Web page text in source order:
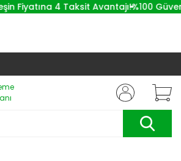
Fiyatına 4 Taksit Avantajı!%100